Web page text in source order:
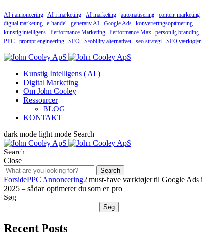
AI i annoncering AI i marketing AI marketing automatisering
content marketing
digital marketing
e-handel generativ AI Google Ads
konverteringsoptimering
kunstig intelligens
Performance Marketing Performance Max
personlig branding
PPC
prompt engineering SEO Seobility alternativer seo strategi SEO værktøjer
Kunstig Intelligens ( AI )
Digital Marketing
Om John Cooley
Ressourcer
BLOG
KONTAKT
dark mode light mode Search
Search
Close
Search
ForsidePPC Annoncering2 must‑have værktøjer til Google Ads i
2025 – sådan optimerer du som en pro
Søg
Søg
Recent Posts